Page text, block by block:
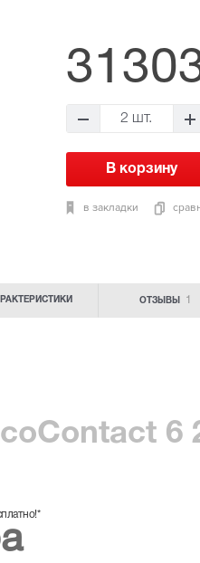
2 шт.
в закладки
ОТЗЫВЫ 1
6
*